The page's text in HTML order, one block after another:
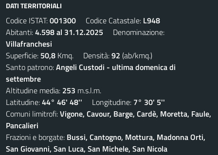
DATI TERRITORIALI
Codice ISTAT:001300 Codice Catastale: L948
Abitanti:4.598 al 31.12.2025 Denominazione:
Villafranchesi
Superficie: 50,8 Kmq. Densità:92 (ab/kmq.)
Santo patrono:Angeli Custodi - ultima domenica di
settembre
Altitudine media: 253 m.s.l.m.
Latitudine:44° 46' 48'' Longitudine: 7° 30' 5''
Comuni limitrofi:Vigone, Cavour, Barge, Cardè, Moretta, Faule,
Pancalieri
Frazioni e borgate: Bussi, Cantogno, Mottura, Madonna Orti,
San Giovanni, San Luca, San Michele, San Nicola